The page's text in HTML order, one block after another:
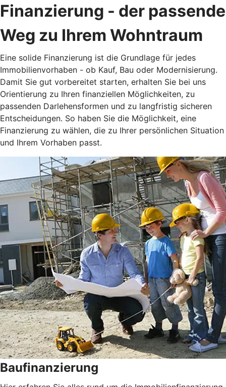
Finanzierung - der passende
Weg zu Ihrem Wohntraum
Eine solide Finanzierung ist die Grundlage für jedes
Immobilienvorhaben - ob Kauf, Bau oder Modernisierung.
Damit Sie gut vorbereitet starten, erhalten Sie bei uns
Orientierung zu Ihren finanziellen Möglichkeiten, zu
passenden Darlehensformen und zu langfristig sicheren
Entscheidungen. So haben Sie die Möglichkeit, eine
Finanzierung zu wählen, die zu Ihrer persönlichen Situation
und Ihrem Vorhaben passt.
Baufinanzierung